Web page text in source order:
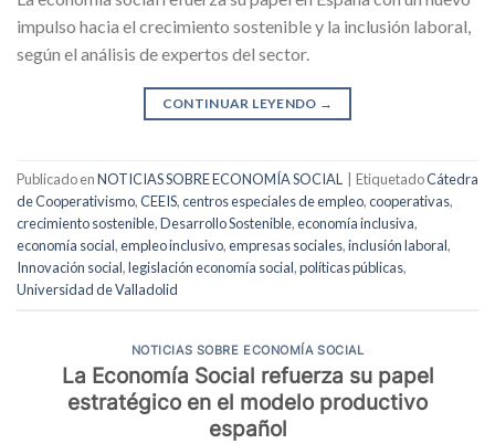
impulso hacia el crecimiento sostenible y la inclusión laboral,
según el análisis de expertos del sector.
CONTINUAR LEYENDO →
Publicado enNOTICIAS SOBRE ECONOMÍA SOCIAL EtiquetadoCátedra
de Cooperativismo,CEEIS,centros especiales de empleo,cooperativas,
crecimiento sostenible,Desarrollo Sostenible,economía inclusiva,
economía social,empleo inclusivo,empresas sociales,inclusión laboral,
Innovación social,legislación economía social,políticas públicas,
Universidad de Valladolid
NOTICIAS SOBRE ECONOMÍA SOCIAL
La Economía Social refuerza su papel
estratégico en el modelo productivo
español